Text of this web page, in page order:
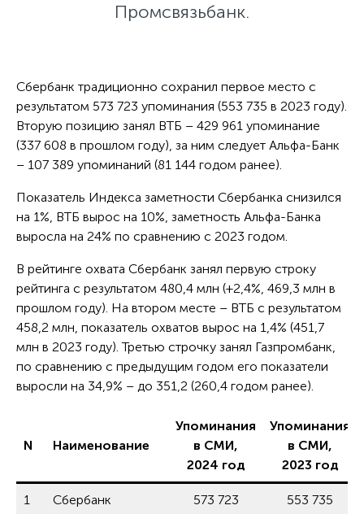
Промсвязьбанк.
Сбербанк традиционно сохранил первое место c
результатом 573 723 упоминания (553 735 в 2023 году).
Вторую позицию занял ВТБ – 429 961 упоминание
(337 608 в прошлом году), за ним следует Альфа-Банк
– 107 389 упоминаний (81 144 годом ранее).
Показатель Индекса заметности Сбербанка снизился
на 1%, ВТБ вырос на 10%, заметность Альфа-Банка
выросла на 24% по сравнению с 2023 годом.
В рейтинге охвата Сбербанк занял первую строку
рейтинга с результатом 480,4 млн (+2,4%, 469,3 млн в
прошлом году). На втором месте – ВТБ с результатом
458,2 млн, показатель охватов вырос на 1,4% (451,7
млн в 2023 году). Третью строчку занял Газпромбанк,
по сравнению с предыдущим годом его показатели
выросли на 34,9% – до 351,2 (260,4 годом ранее).
N Наименование
Упоминания
в СМИ,
2024 год
Упоминания
в СМИ,
2023 год
1 Сбербанк 573 723 553 735